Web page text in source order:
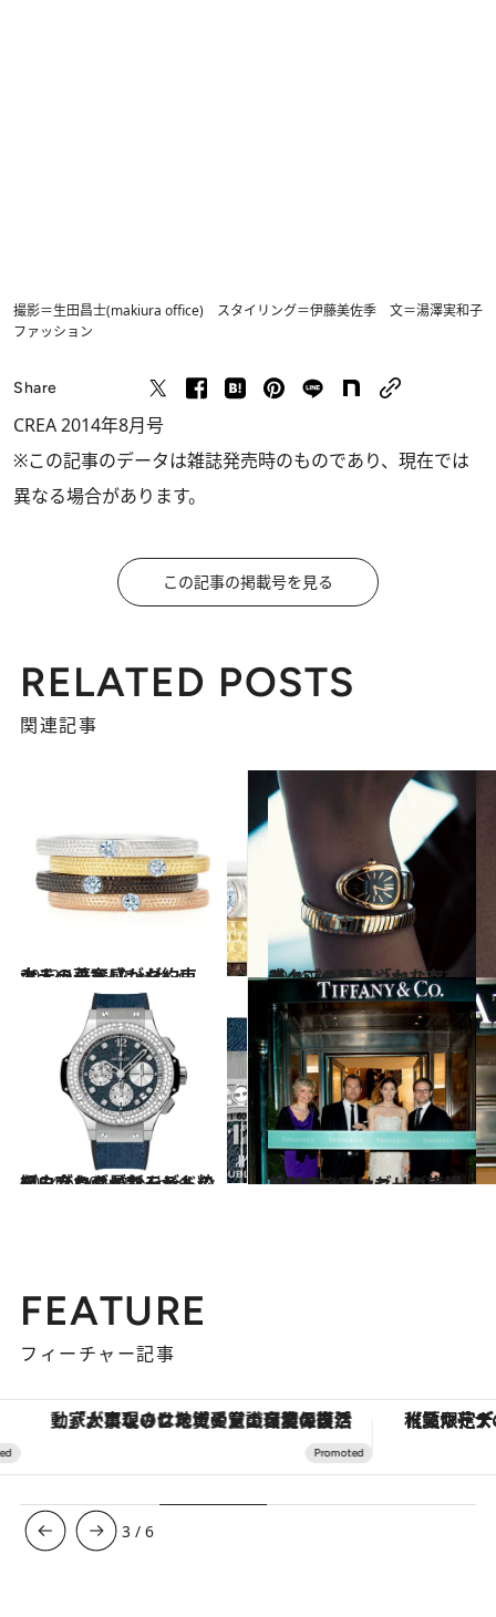
撮影＝生田昌士(makiura office) スタイリング＝伊藤美佐季 文＝湯澤実和子
ファッション
Share
CREA 2014年8月号
※この記事のデータは雑誌発売時のものであり、現在では
異なる場合があります。
この記事の掲載号を見る
RELATED POSTS
関連記事
2012.1.31
クチュール感がお約束。大人の華奢リング
コミック ＆ エッセイ 2014.7.5
セクシーで華やかな存在感 ブルガリ「セルペンティ」の時計
ファッション
2014.6.30
デニムとダイヤモンドの組み合わせがなんとも粋なウブロの最新モデル
コミック ＆ エッセイ 2014.6.20
パリのシャンゼリゼ大通りにティファニーの旗艦店がオープン
旅＆お出かけ
FEATURE
フィーチャー記事
「大事なのは地域の意識を変えること」。ロレックス賞受賞の自然保護活動家が実現させたナイジェリアの自然環境の復活 【夏限定ディナーコース】旬を
3 /6